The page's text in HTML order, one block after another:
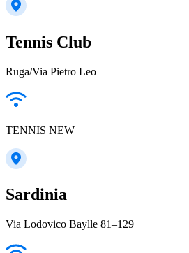
Tennis Club
Ruga/Via Pietro Leo
TENNIS NEW
Sardinia
Via Lodovico Baylle 81–129